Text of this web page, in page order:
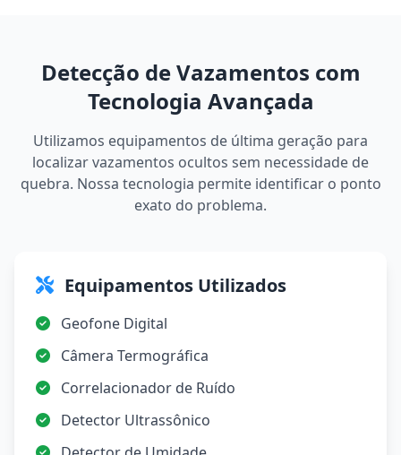
Detecção de Vazamentos com
Tecnologia Avançada
Utilizamos equipamentos de última geração para
localizar vazamentos ocultos sem necessidade de
quebra. Nossa tecnologia permite identificar o ponto
exato do problema.
Equipamentos Utilizados
Geofone Digital
Câmera Termográfica
Correlacionador de Ruído
Detector Ultrassônico